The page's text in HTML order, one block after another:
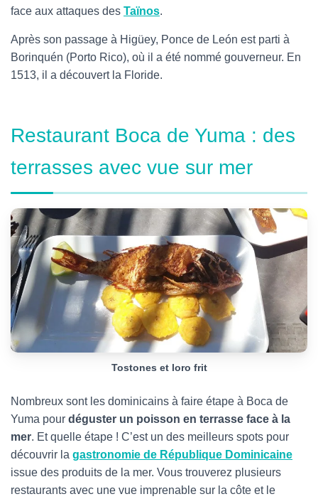
face aux attaques des Taïnos.
Après son passage à Higüey, Ponce de León est parti à
Borinquén (Porto Rico), où il a été nommé gouverneur. En
1513, il a découvert la Floride.
Restaurant Boca de Yuma : des
terrasses avec vue sur mer
Tostones et loro frit
Nombreux sont les dominicains à faire étape à Boca de
Yuma pour déguster un poisson en terrasse face à la
mer. Et quelle étape ! C’est un des meilleurs spots pour
découvrir la gastronomie de République Dominicaine
issue des produits de la mer. Vous trouverez plusieurs
restaurants avec une vue imprenable sur la côte et le